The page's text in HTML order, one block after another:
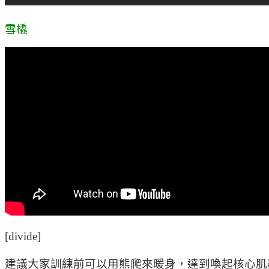
雪橇
[divide]
建議大家訓練前可以用熊爬來暖身，達到喚起核心